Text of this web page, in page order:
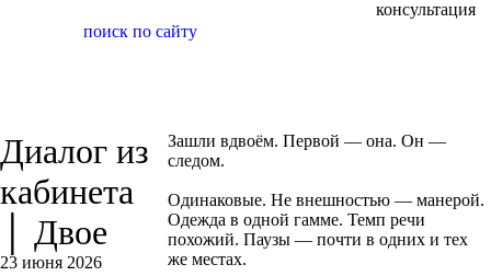
поиск по сайту
консультация
Диалог из
кабинета
│ Двое
23 июня 2026
Зашли вдвоём. Первой — она. Он —
следом.
Одинаковые. Не внешностью — манерой.
Одежда в одной гамме. Темп речи
похожий. Паузы — почти в одних и тех
же местах.